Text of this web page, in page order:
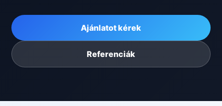
Ajánlatot kérek
Referenciák